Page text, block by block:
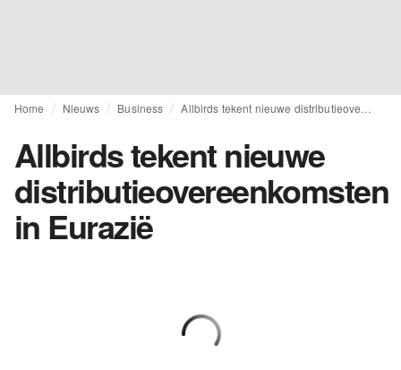
Home Nieuws Business
Allbirds tekent nieuwe
distributieovereenkomsten
in Eurazië